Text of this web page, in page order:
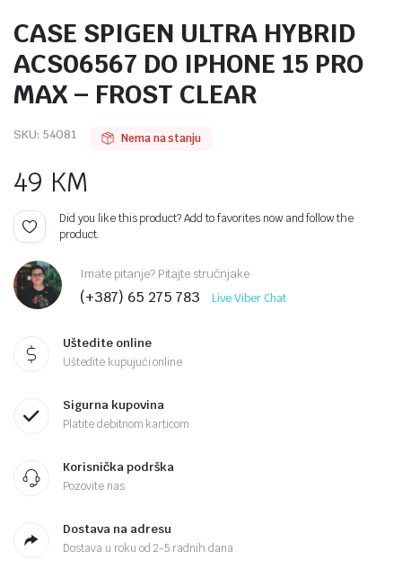
CASE SPIGEN ULTRA HYBRID
ACS06567 DO IPHONE 15 PRO
MAX – FROST CLEAR
SKU: 54081 Nema na stanju
49 KM
Did you like this product? Add to favorites now and follow the
product.
Imate pitanje? Pitajte stručnjake
(+387) 65 275 783 Live Viber Chat
Uštedite online
Uštedite kupujući online
Sigurna kupovina
Platite debitnom karticom
Korisnička podrška
Pozovite nas
Dostava na adresu
Dostava u roku od 2-5 radnih dana